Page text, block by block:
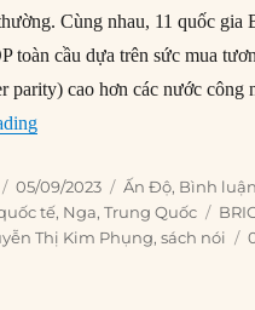
Cùng nhau, 11 quốc gia
toàn cầu dựa trên sức mua
parity) cao hơn các nước công
“BRICS mở rộng không
Posted
on
05/09/2023 Categories
Ấn Độ, Bình
tế, Nga,Trung Quốc Tags
Thị Kim Phụng,sách nói